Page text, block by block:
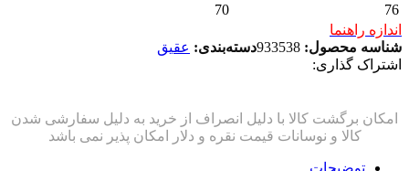
76
70
اندازه راهنما
شناسه محصول: 933538دسته‌بندی: عقیق
اشتراک گذاری:
توضیحات